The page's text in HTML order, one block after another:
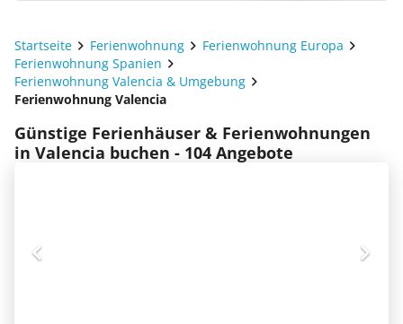
Startseite Ferienwohnung
Ferienwohnung Europa
Ferienwohnung Spanien
Ferienwohnung Valencia & Umgebung
Ferienwohnung Valencia
Günstige Ferienhäuser & Ferienwohnungen
in Valencia buchen - 104 Angebote